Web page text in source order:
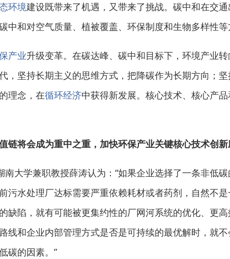
环境建设既带来了机遇，又带来了挑战。碳中和在交
中和对空气质量、植被覆盖、环保制度和生物多样性等
产业升级变革。在碳达峰、碳中和目标下，环境产业
，坚持长期主义的思维方式，把降碳作为长期方向；
理念，在循环经济中获得新发展。核心技术、核心产
链将会成为重中之重，加快环保产业关键核心技术创新
学兼职教授薛涛认为：“如果企业选择了一条非低碳
污水处理厂达标需要严重依赖耗材或者药剂，自然不
缺陷，就有可能被更集约性的厂网河系统的优化、更
线和企业内部管理方式是否是可持续的最优解时，就
碳的因素。”